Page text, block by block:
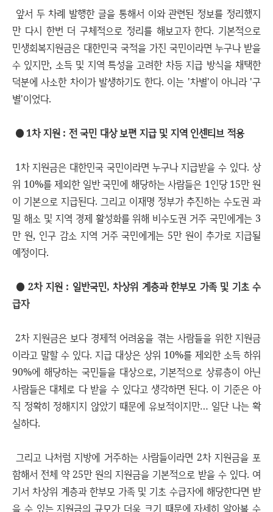
앞서 두 차례 발행한 글을 통해서 이와 관련된 정보를 정리했지
만 다시 한번 더 구체적으로 정리를 해보고자 한다. 기본적으로
민생회복지원금은 대한민국 국적을 가진 국민이라면 누구나 받을
수 있지만, 소득 및 지역 특성을 고려한 차등 지급 방식을 채택한
덕분에 사소한 차이가 발생하기도 한다. 이는 '차별'이 아니라 '구
별'이었다.
● 1차 지원 : 전 국민 대상 보편 지급 및 지역 인센티브 적용
1차 지원금은 대한민국 국민이라면 누구나 지급받을 수 있다. 상
위 10%를 제외한 일반 국민에 해당하는 사람들은 1인당 15만 원
이 기본으로 지급된다. 그리고 이재명 정부가 추진하는 수도권 과
밀 해소 및 지역 경제 활성화를 위해 비수도권 거주 국민에게는 3
만 원, 인구 감소 지역 거주 국민에게는 5만 원이 추가로 지급될
예정이다.
● 2차 지원 : 일반국민, 차상위 계층과 한부모 가족 및 기초 수
급자
2차 지원금은 보다 경제적 어려움을 겪는 사람들을 위한 지원금
이라고 말할 수 있다. 지급 대상은 상위 10%를 제외한 소득 하위
90%에 해당하는 국민들을 대상으로, 기본적으로 상류층이 아닌
사람들은 대체로 다 받을 수 있다고 생각하면 된다. 이 기준은 아
직 정확히 정해지지 않았기 때문에 유보적이지만… 일단 나는 확
실하다.
그리고 나처럼 지방에 거주하는 사람들이라면 2차 지원금을 포
함해서 전체 약 25만 원의 지원금을 기본적으로 받을 수 있다. 여
기서 차상위 계층과 한부모 가족 및 기초 수급자에 해당한다면 받
을 수 있는 지원금의 규모가 더욱 크기 때문에 자세히 알아볼 수